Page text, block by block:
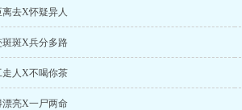
离去X怀疑异人
斑斑X兵分多路
走人X不喝你茶
漂亮X一尸两命